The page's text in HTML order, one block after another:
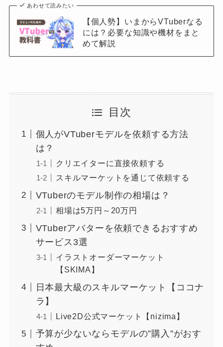
あわせて読みたい
【個人勢】いまからVTuberなる
には？必要な知識や機材をまと
めて解説
目次
個人がVTuberモデルを依頼する方法
は？
クリエイターに直接依頼する
スキルマーケットを通じて依頼する
VTuberのモデル制作の相場は？
相場は5万円～20万円
VTuberアバターを依頼できるおすすめ
サービス3選
イラストオーダーマーケット
【SKIMA】
日本最大級のスキルマーケット【ココナ
ラ】
Live2D公式マーケット【nizima】
予算が少ないならモデルの”購入”がおす